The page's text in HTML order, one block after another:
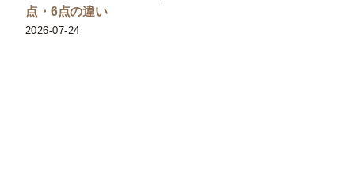
点・6点の違い
2026-07-24